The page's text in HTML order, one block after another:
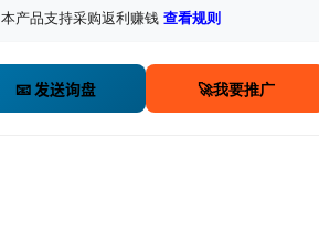
本产品支持采购返利赚钱 查看规则
📧 发送询盘 🚀我要推广